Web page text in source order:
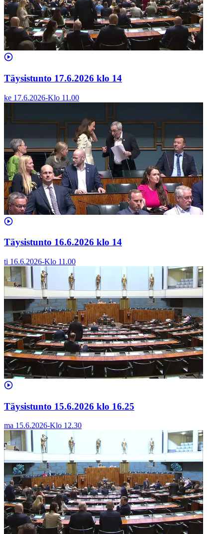
Täysistunto 17.6.2026 klo 14
ke 17.6.2026-Klo 11.00
Täysistunto 16.6.2026 klo 14
ti 16.6.2026-Klo 11.00
Täysistunto 15.6.2026 klo 16.25
ma 15.6.2026-Klo 12.30